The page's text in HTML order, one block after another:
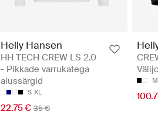
Helly Hansen
HH TECH CREW LS 2.0
- Pikkade varrukatega
alussärgid
S XL
22.75 € 35 €
M